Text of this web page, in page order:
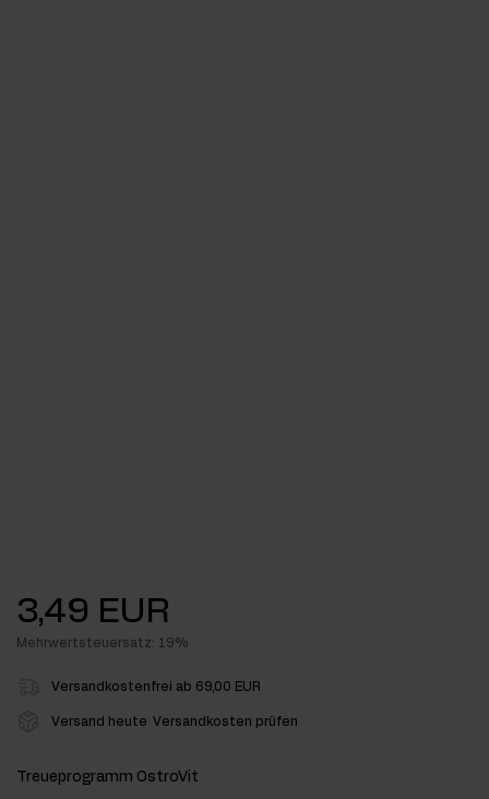
3,49 EUR
Mehrwertsteuersatz: 19%
Versandkostenfrei ab 69,00 EUR
Versand heute Versandkosten prüfen
Treueprogramm OstroVit